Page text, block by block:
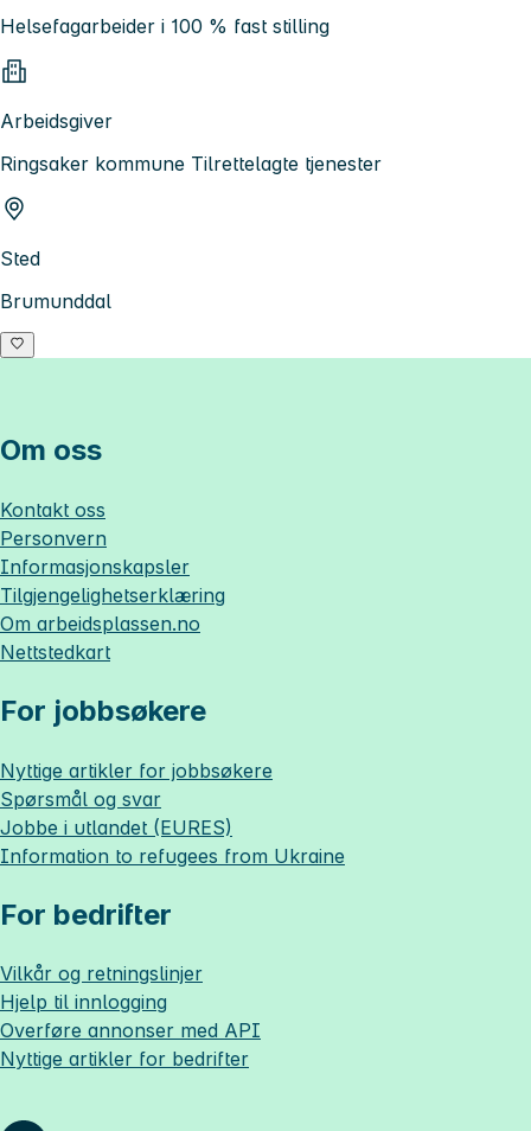
Helsefagarbeider i 100 % fast stilling
Arbeidsgiver
Ringsaker kommune Tilrettelagte tjenester
Sted
Brumunddal
Om oss
Kontakt oss
Personvern
Informasjonskapsler
Tilgjengelighetserklæring
Om arbeidsplassen.no
Nettstedkart
For jobbsøkere
Nyttige artikler for jobbsøkere
Spørsmål og svar
Jobbe i utlandet (EURES)
Information to refugees from Ukraine
For bedrifter
Vilkår og retningslinjer
Hjelp til innlogging
Overføre annonser med API
Nyttige artikler for bedrifter